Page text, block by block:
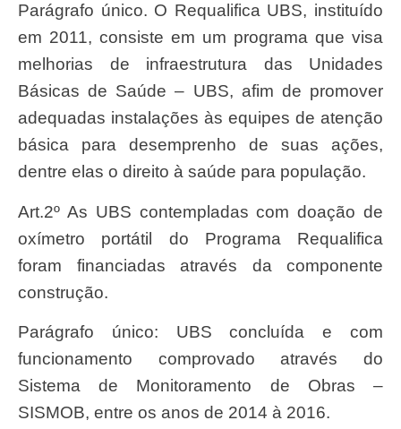
Parágrafo único. O Requalifica UBS, instituído
em 2011, consiste em um programa que visa
melhorias de infraestrutura das Unidades
Básicas de Saúde – UBS, afim de promover
adequadas instalações às equipes de atenção
básica para desemprenho de suas ações,
dentre elas o direito à saúde para população.
Art.2º As UBS contempladas com doação de
oxímetro portátil do Programa Requalifica
foram financiadas através da componente
construção.
Parágrafo único: UBS concluída e com
funcionamento comprovado através do
Sistema de Monitoramento de Obras –
SISMOB, entre os anos de 2014 à 2016.